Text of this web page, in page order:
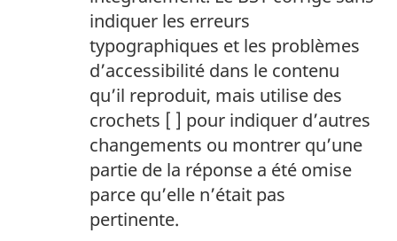
indiquer les erreurs
typographiques et les problèmes
d’accessibilité dans le contenu
qu’il reproduit, mais utilise des
crochets [ ] pour indiquer d’autres
changements ou montrer qu’une
partie de la réponse a été omise
parce qu’elle n’était pas
pertinente.